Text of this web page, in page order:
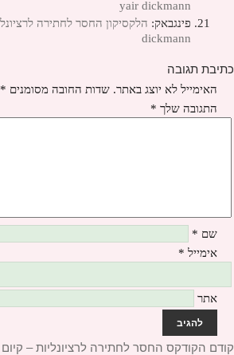
yair dickmann
פינגבאק:
dickmann
כתיבת תגובה
האימייל לא יוצג באתר. שדות החובה מסומנים *
התגובה שלך *
שם *
אימייל *
אתר
ניווט
קודם הפוסט
הקודקס החסר לחתירה לרציונליות – קיום